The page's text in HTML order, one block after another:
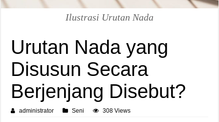
Ilustrasi Urutan Nada
Urutan Nada yang
Disusun Secara
Berjenjang Disebut?
administrator Seni 308 Views